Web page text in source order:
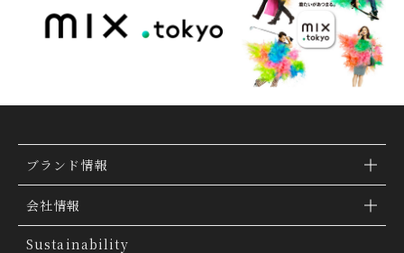
ブランド情報
ブランド検索
ブランドトピックス
会社情報
TSI トピックス
Sustainability